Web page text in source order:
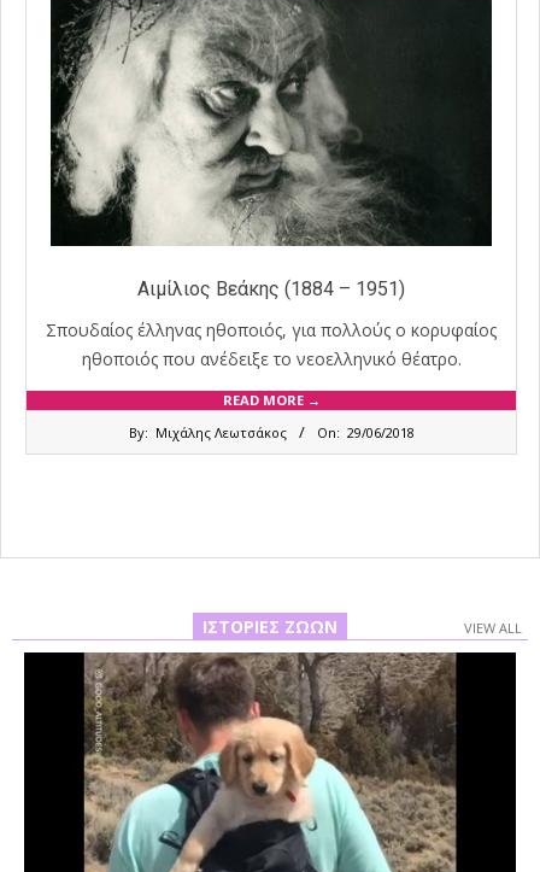
Αιμίλιος Βεάκης (1884 – 1951)
Σπουδαίος έλληνας ηθοποιός, για πολλούς ο κορυφαίος
ηθοποιός που ανέδειξε το νεοελληνικό θέατρο.
READ MORE →
By: Μιχάλης Λεωτσάκος On: 29/06/2018
ΙΣΤΟΡΊΕΣ ΖΏΩΝ VIEW ALL